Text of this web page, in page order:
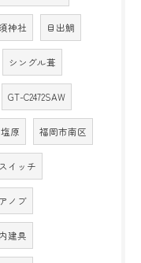
神社 目出鯛
シングル葺
GT-C2472SAW
塩原 福岡市南区
イッチ
ノブ
建具